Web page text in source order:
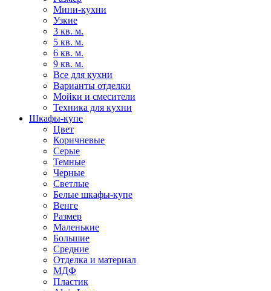
Мини-кухни
Узкие
3 кв. м.
5 кв. м.
6 кв. м.
9 кв. м.
Все для кухни
Варианты отделки
Мойки и смесители
Техника для кухни
Шкафы-купе
Цвет
Коричневые
Серые
Темные
Черные
Светлые
Белые шкафы-купе
Венге
Размер
Маленькие
Большие
Средние
Отделка и материал
МДФ
Пластик